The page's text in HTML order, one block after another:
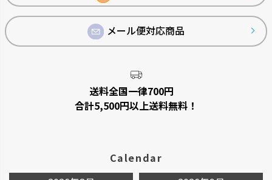
ベビーリーフプランター
窓辺やキッチンで、手軽に菜園が
ステッチ
やさしいたたずまいのプランタ
メール便対応商品
送料全国一律700円
合計5,500円以上送料無料！
Calendar